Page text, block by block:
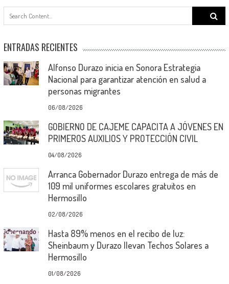
Search
for:
ENTRADAS RECIENTES
Alfonso Durazo inicia en Sonora Estrategia
Nacional para garantizar atención en salud a
personas migrantes
06/08/2026
GOBIERNO DE CAJEME CAPACITA A JÓVENES EN
PRIMEROS AUXILIOS Y PROTECCIÓN CIVIL
04/08/2026
Arranca Gobernador Durazo entrega de más de
109 mil uniformes escolares gratuitos en
Hermosillo
02/08/2026
Hasta 89% menos en el recibo de luz:
Sheinbaum y Durazo llevan Techos Solares a
Hermosillo
01/08/2026